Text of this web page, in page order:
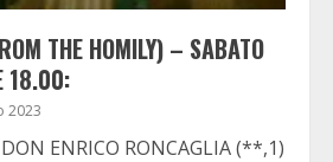
THE HOMILY) – SABATO
18.00:
2023
ENRICO RONCAGLIA (**,1)